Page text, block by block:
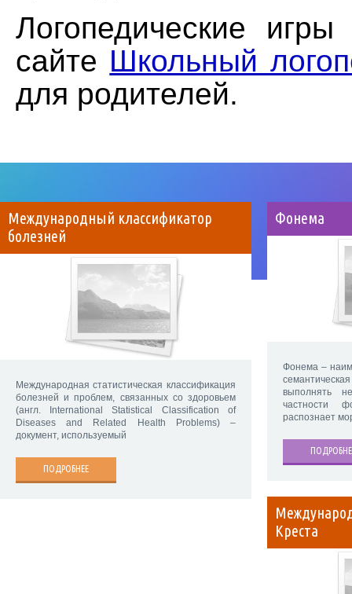
Логопедические
сайте Школьный
для родителей.
Международный классификатор
болезней
Международная статистическая классификация
болезней и проблем, связанных со здоровьем
(англ. International Statistical Classification of
Diseases and Related Health Problems) –
документ, используемый
ПОДРОБНЕЕ
Фонема
Фонема –
выполнять
частности
распознает
Креста